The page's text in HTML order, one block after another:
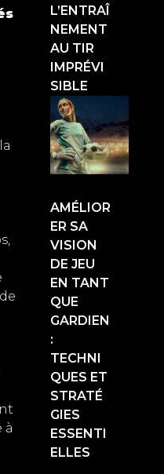
à
L’ENTRAÎ
NEMENT
AU TIR
IMPRÉVI
SIBLE
AMÉLIOR
ER SA
VISION
DE JEU
EN TANT
QUE
GARDIEN
:
TECHNI
QUES ET
STRATÉ
GIES
ESSENTI
ELLES